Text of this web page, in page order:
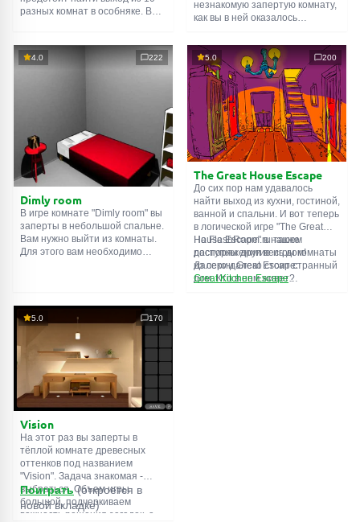
разных комнат в особняке. В
их, чтобы выйти. Выход из
одной комнаты является
незнакомую запертую комнату,
как вы в ней оказалось
смекалки попробуйте решить
все, приготовленные авторами
для вас, головоломки и найти
выход на свободу.
Внимательно осмотрите
помещение, возможно вы
сможете найти какие-нибудь
подсказки. Желаем удачи!
4.0 222
Dimly room
В игре комнате "Dimly room" вы
заперты в небольшой спальне.
Вам нужно выйти из комнаты.
Для этого вам необходимо
5.0 200
The Great House Escape
До сих пор нам удавалось
найти выход из кухни, гостиной,
ванной и спальни. И вот теперь
в логической игре "The Great
House Escape" в нашем
распоряжении весь дом!
Далеко-далеко стоит странный
дом. Кто в нем живет?
На FlashRoom.ru также
доступны другие игры комнаты
из серии Great Escape:
Great Kitchen Escape
5.0 170
Vision
На этот раз вы заперты в
тёплой комнате древесных
оттенков под названием
"Vision". Задача знакомая -
выбраться. Объем игры
большой, подчеркиваем
важность решения загадок, а
Поиграть(откроется в
новой вкладке)